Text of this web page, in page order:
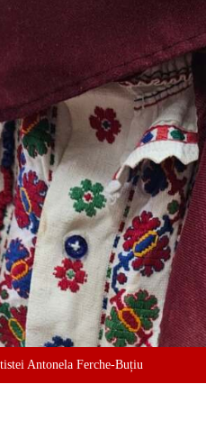
Antonela Ferche-Buțiu